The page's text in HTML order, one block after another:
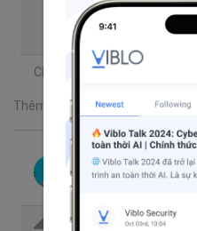
đóng góp các
hơn nhé!
Chia sẻ
Thêm một bình luận
THO SOC
Theo dõi
Đã trả lời thg 5 21, 2024
Có thể do bạn